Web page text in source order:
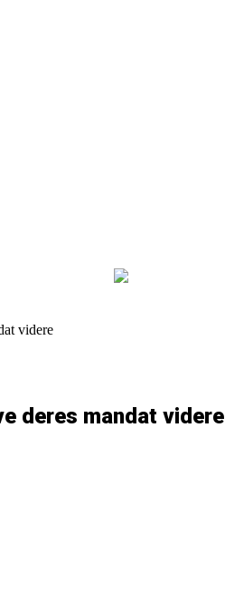
videre
deres mandat videre